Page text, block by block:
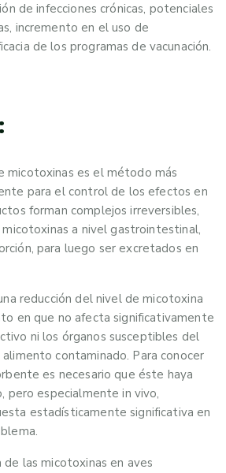
de infecciones crónicas, potenciales
incremento en el uso de
de los programas de vacunación.
micotoxinas es el método más
para el control de los efectos en
forman complejos irreversibles,
a nivel gastrointestinal,
para luego ser excretados en
reducción del nivel de micotoxina
en que no afecta significativamente
ni los órganos susceptibles del
contaminado. Para conocer
es necesario que éste haya
pero especialmente in vivo,
estadísticamente significativa en
las micotoxinas en aves